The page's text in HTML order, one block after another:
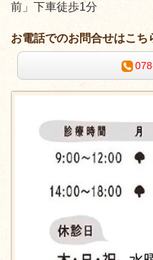
前」下車徒歩1分
お電話でのお問合せはこち